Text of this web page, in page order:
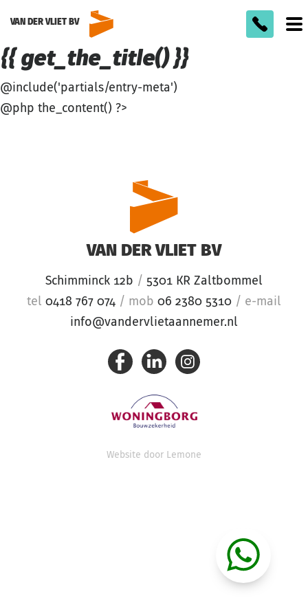
VAN DER VLIET BV
{{ get_the_title() }}
@include('partials/entry-meta')
@php the_content() ?>
VAN DER VLIET BV
Schimminck 12b / 5301 KR Zaltbommel
tel 0418 767 074 / mob 06 2380 5310 / e-mail
info@vandervlietaannemer.nl
Website door Lemone